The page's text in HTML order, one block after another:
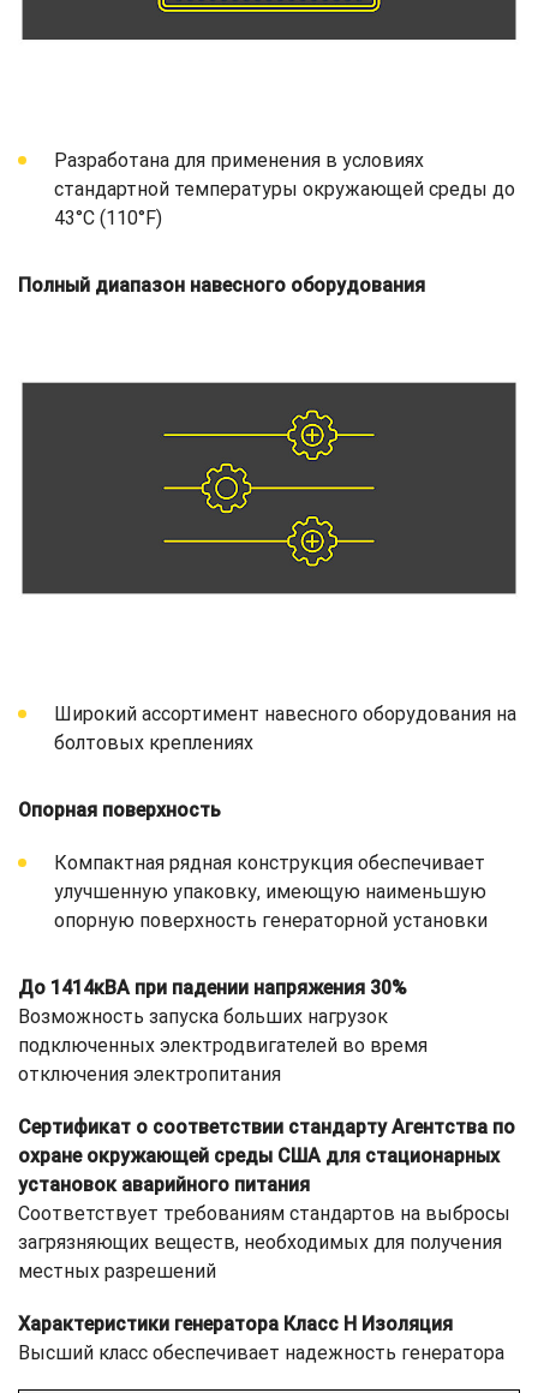
Разработана для применения в условиях
стандартной температуры окружающей среды до
43°C (110°F)
Полный диапазон навесного оборудования
Широкий ассортимент навесного оборудования на
болтовых креплениях
Опорная поверхность
Компактная рядная конструкция обеспечивает
улучшенную упаковку, имеющую наименьшую
опорную поверхность генераторной установки
До 1414кВА при падении напряжения 30%
Возможность запуска больших нагрузок
подключенных электродвигателей во время
отключения электропитания
Сертификат о соответствии стандарту Агентства по
охране окружающей среды США для стационарных
установок аварийного питания
Соответствует требованиям стандартов на выбросы
загрязняющих веществ, необходимых для получения
местных разрешений
Характеристики генератора Класс H Изоляция
Высший класс обеспечивает надежность генератора